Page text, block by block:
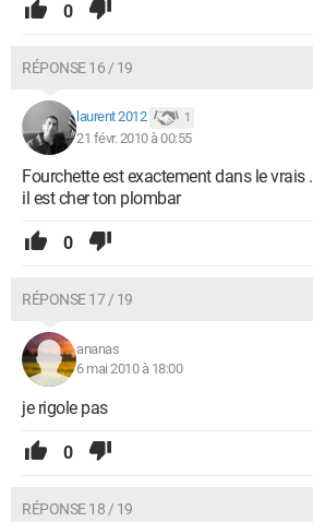
0
RÉPONSE 16 / 19
laurent 2012 1
21 févr. 2010 à 00:55
Fourchette est exactement dans le vrais .
il est cher ton plombar
0
RÉPONSE 17 / 19
ananas
6 mai 2010 à 18:00
je rigole pas
0
RÉPONSE 18 / 19